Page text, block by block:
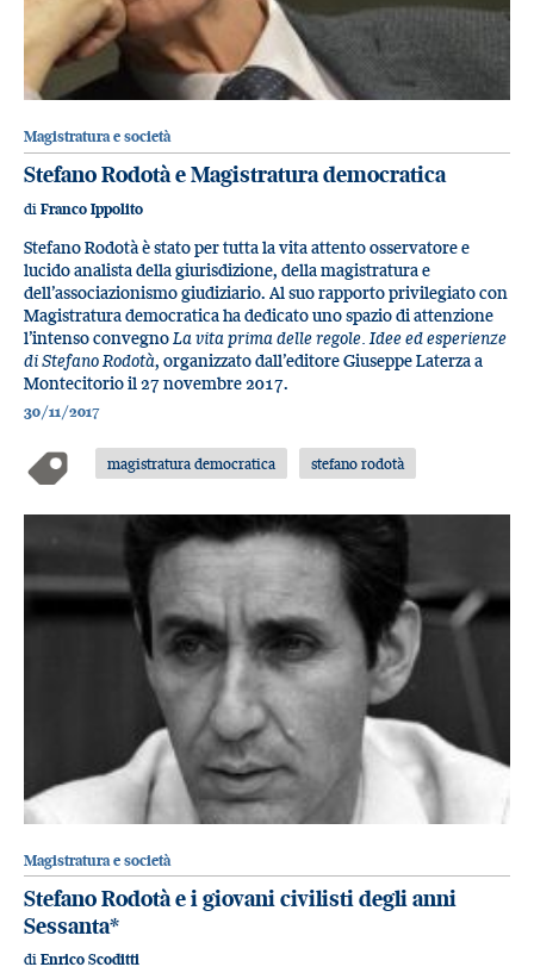
Magistratura e società
Stefano Rodotà e Magistratura democratica
di Franco Ippolito
Stefano Rodotà è stato per tutta la vita attento osservatore e
lucido analista della giurisdizione, della magistratura e
dell’associazionismo giudiziario. Al suo rapporto privilegiato con
Magistratura democratica ha dedicato uno spazio di attenzione
l’intenso convegnoLa vita prima delle regole. Idee ed esperienze
di Stefano Rodotà, organizzato dall’editore Giuseppe Laterza a
Montecitorio il 27 novembre 2017.
30/11/2017
magistratura democratica stefano rodotà
Magistratura e società
Stefano Rodotà e i giovani civilisti degli anni
Sessanta*
di Enrico Scoditti